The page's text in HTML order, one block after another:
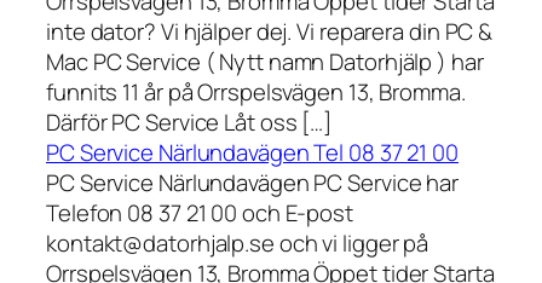
inte dator? Vi hjälper dej. Vi reparera din PC &
Mac PC Service ( Nytt namn Datorhjälp ) har
funnits 11 år på Orrspelsvägen 13, Bromma.
Därför PC Service Låt oss […]
PC Service Närlundavägen Tel 08 37 21 00
PC Service Närlundavägen PC Service har
Telefon 08 37 21 00 och E-post
kontakt@datorhjalp.se och vi ligger på
Orrspelsvägen 13, Bromma Öppet tider Starta